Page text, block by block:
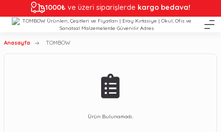
1000₺ ve üzeri siparişlerde kargo bedava!
Anasayfa TOMBOW
Ürün Bulunamadı.